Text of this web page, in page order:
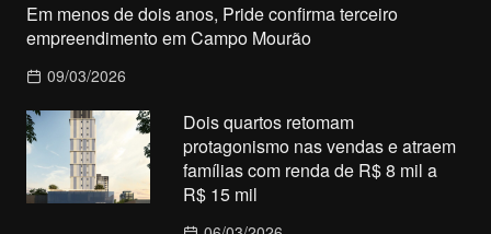
Em menos de dois anos, Pride confirma terceiro
empreendimento em Campo Mourão
09/03/2026
Dois quartos retomam
protagonismo nas vendas e atraem
famílias com renda de R$ 8 mil a
R$ 15 mil